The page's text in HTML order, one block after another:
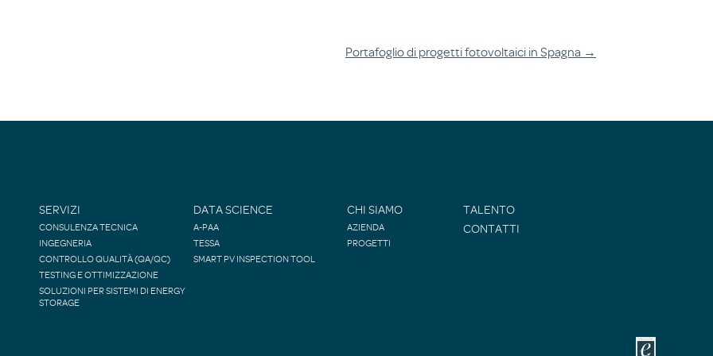
Portafoglio di progetti fotovoltaici in Spagna →
SERVIZI
CONSULENZA TECNICA
INGEGNERIA
CONTROLLO QUALITÀ (QA/QC)
TESTING E OTTIMIZZAZIONE
SOLUZIONI PER SISTEMI DI ENERGY
STORAGE
DATA SCIENCE
A-PAA
TESSA
SMART PV INSPECTION TOOL
CHI SIAMO
AZIENDA
PROGETTI
TALENTO
CONTATTI